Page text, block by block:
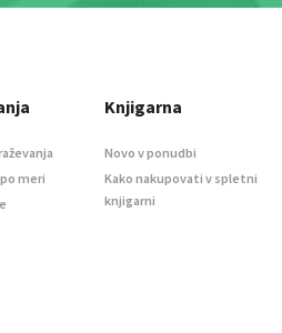
meri
Knjigarna
Novo v ponudbi
Kako nakupovati v spletni
knjigarni